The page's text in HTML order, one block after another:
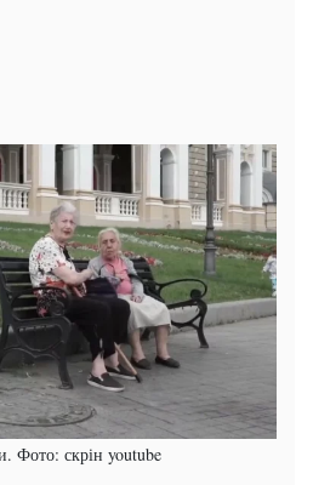
Фото: скрін youtube